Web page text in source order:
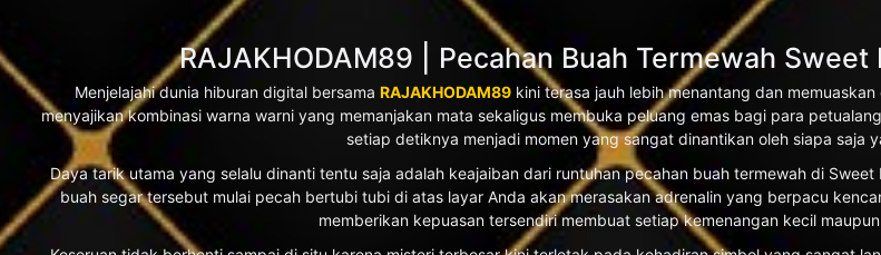
RAJAKHODAM89 | Pecahan Buah Termewah
Menjelajahi dunia hiburan digital bersama RAJAKHODAM89kini terasa jauh lebih menantang dan
menyajikan kombinasi warna warni yang memanjakan mata sekaligus membuka peluang emas bagi para
setiap detiknya menjadi momen yang sangat dinantikan oleh siapa saja
Daya tarik utama yang selalu dinanti tentu saja adalah keajaiban dari runtuhan pecahan buah termewah di
buah segar tersebut mulai pecah bertubi tubi di atas layar Anda akan merasakan adrenalin yang berpacu
memberikan kepuasan tersendiri membuat setiap kemenangan kecil